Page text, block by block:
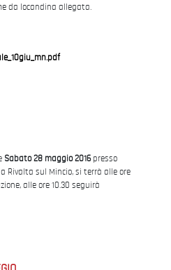
da locandina allegata.
Sabato 28 maggio 2016presso
Rivalta sul Mincio, si terrà alle ore
alle ore 10.30 seguirà